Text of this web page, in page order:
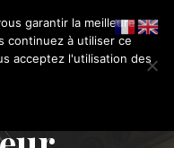
garantir la meilleure
continuez à utiliser ce
acceptez l'utilisation des